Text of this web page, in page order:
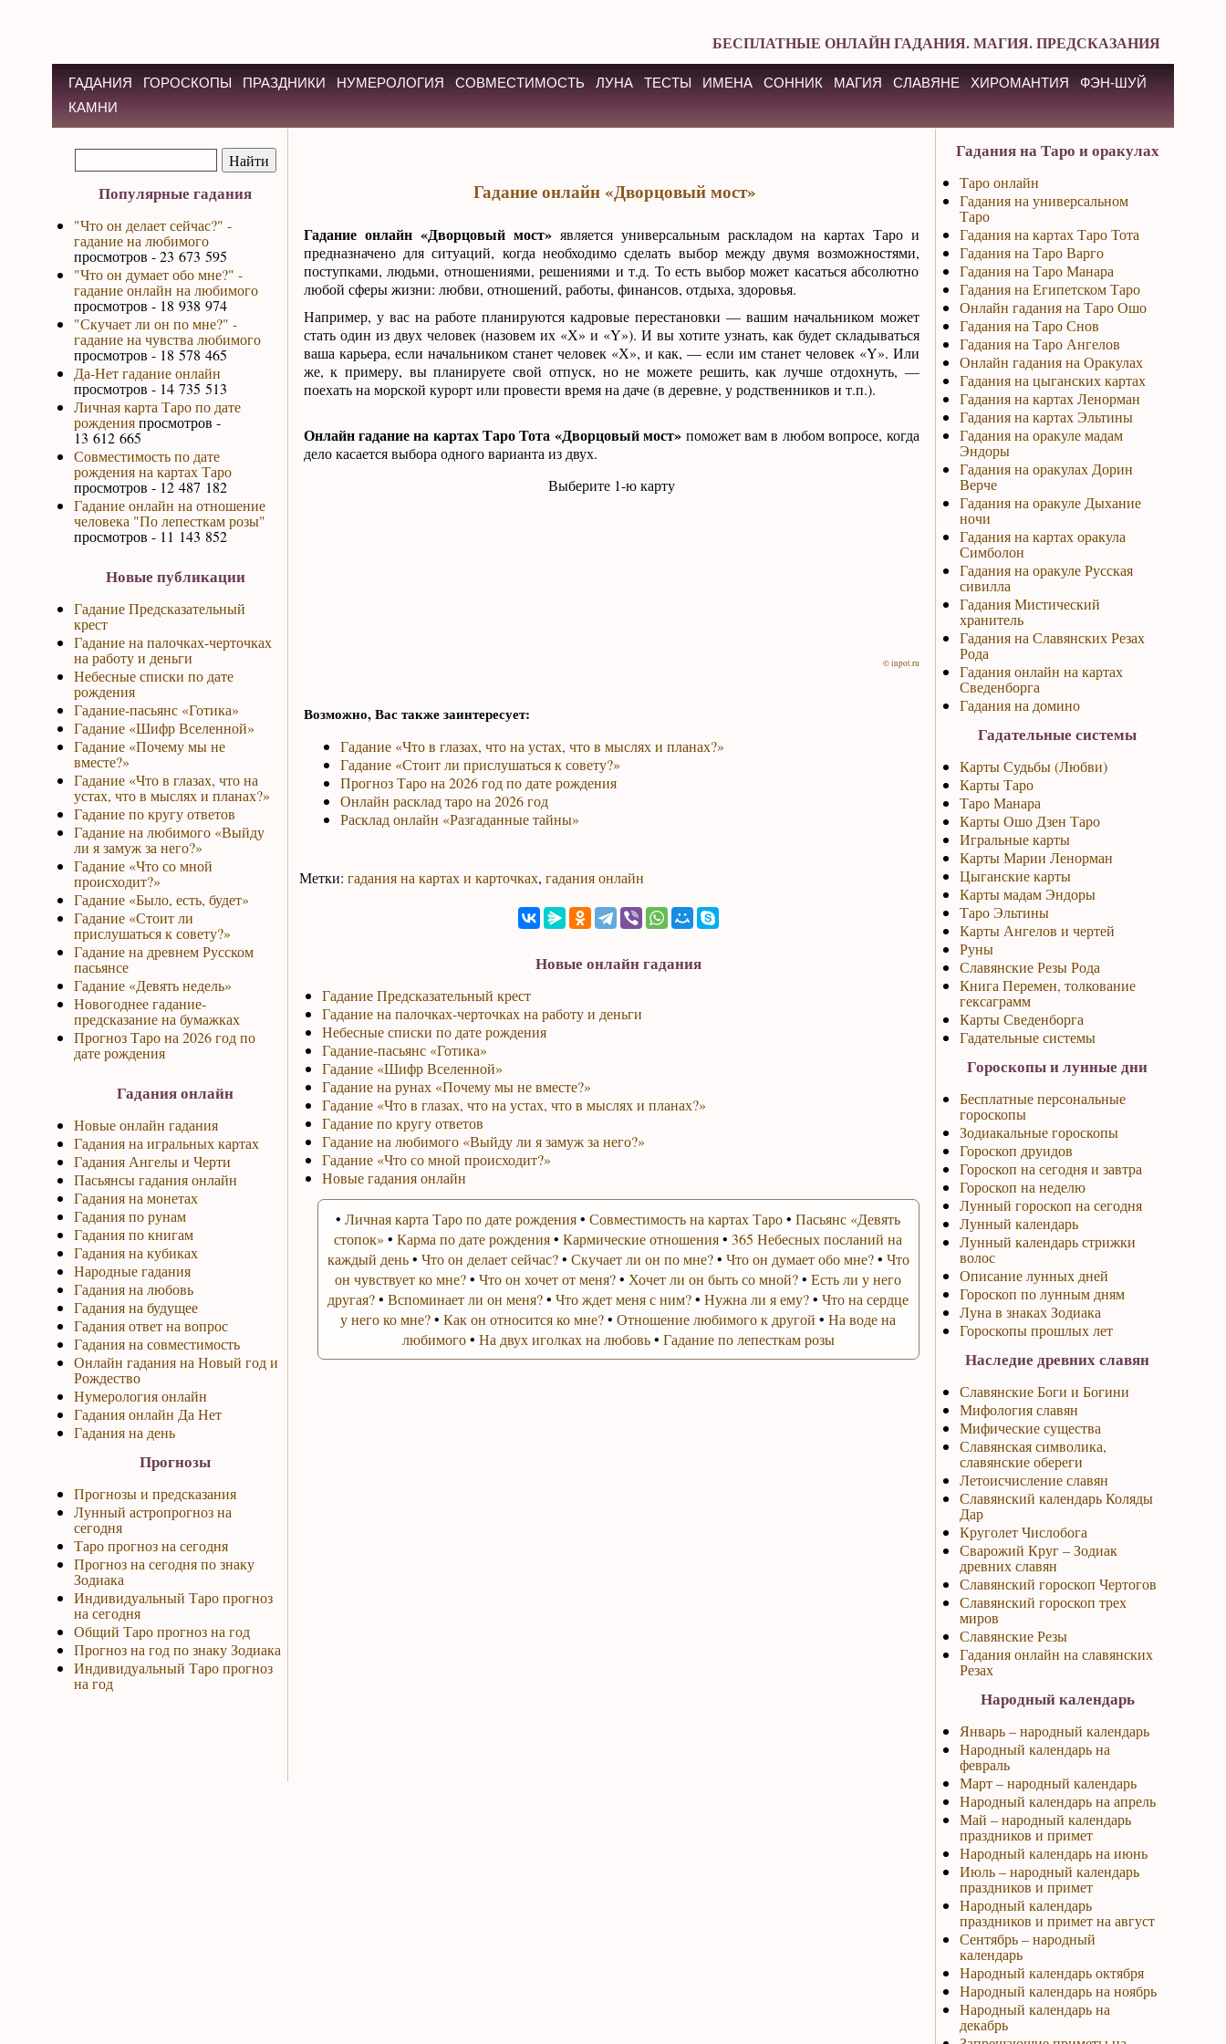
БЕСПЛАТНЫЕ ОНЛАЙН ГАДАНИЯ. МАГИЯ. ПРЕДСКАЗАНИЯ
ГАДАНИЯ ГОРОСКОПЫ ПРАЗДНИКИ НУМЕРОЛОГИЯ СОВМЕСТИМОСТЬ ЛУНА ТЕСТЫ ИМЕНА СОННИК МАГИЯ СЛАВЯНЕ ХИРОМАНТИЯ
ФЭН-ШУЙ
КАМНИ
Популярные гадания
"Что он делает сейчас?" -
гадание на любимого
просмотров - 23 673 595
"Что он думает обо мне?" -
гадание онлайн на любимого
просмотров - 18 938 974
"Скучает ли он по мне?" -
гадание на чувства любимого
просмотров - 18 578 465
Да-Нет гадание онлайн
просмотров - 14 735 513
Личная карта Таро по дате
рожденияпросмотров -
13 612 665
Совместимость по дате
рождения на картах Таро
просмотров - 12 487 182
Гадание онлайн на отношение
человека "По лепесткам розы"
просмотров - 11 143 852
Новые публикации
Гадание Предсказательный
крест
Гадание на палочках-черточках
на работу и деньги
Небесные списки по дате
рождения
Гадание-пасьянс «Готика»
Гадание «Шифр Вселенной»
Гадание «Почему мы не
вместе?»
Гадание «Что в глазах, что на
устах, что в мыслях и планах?»
Гадание по кругу ответов
Гадание на любимого «Выйду
ли я замуж за него?»
Гадание «Что со мной
происходит?»
Гадание «Было, есть, будет»
Гадание «Стоит ли
прислушаться к совету?»
Гадание на древнем Русском
пасьянсе
Гадание «Девять недель»
Новогоднее гадание-
предсказание на бумажках
Прогноз Таро на 2026 год по
дате рождения
Гадания онлайн
Новые онлайн гадания
Гадания на игральных картах
Гадания Ангелы и Черти
Пасьянсы гадания онлайн
Гадания на монетах
Гадания по рунам
Гадания по книгам
Гадания на кубиках
Народные гадания
Гадания на любовь
Гадания на будущее
Гадания ответ на вопрос
Гадания на совместимость
Онлайн гадания на Новый год и
Рождество
Нумерология онлайн
Гадания онлайн Да Нет
Гадания на день
Прогнозы
Прогнозы и предсказания
Лунный астропрогноз на
сегодня
Таро прогноз на сегодня
Прогноз на сегодня по знаку
Зодиака
Индивидуальный Таро прогноз
на сегодня
Общий Таро прогноз на год
Прогноз на год по знаку Зодиака
Индивидуальный Таро прогноз
на год
Гадание онлайн «Дворцовый мост»
Гадание онлайн «Дворцовый мост»является универсальным раскладом на картах Таро и
предназначено для ситуаций, когда необходимо сделать выбор между двумя возможностями,
поступками, людьми, отношениями, решениями и т.д. То есть выбор может касаться абсолютно
любой сферы жизни: любви, отношений, работы, финансов, отдыха, здоровья.
Например, у вас на работе планируются кадровые перестановки — вашим начальником может
стать один из двух человек (назовем их «Х» и «Y»). И вы хотите узнать, как будет складываться
ваша карьера, если начальником станет человек «Х», и как, — если им станет человек «Y». Или
же, к примеру, вы планируете свой отпуск, но не можете решить, как лучше отдохнуть, —
поехать на морской курорт или провести время на даче (в деревне, у родственников и т.п.).
Онлайн гадание на картах Таро Тота «Дворцовый мост» поможет вам в любом вопросе, когда
дело касается выбора одного варианта из двух.
Выберите 1-ю карту
© inpot.ru
Возможно, Вас также заинтересует:
Гадание «Что в глазах, что на устах, что в мыслях и планах?»
Гадание «Стоит ли прислушаться к совету?»
Прогноз Таро на 2026 год по дате рождения
Онлайн расклад таро на 2026 год
Расклад онлайн «Разгаданные тайны»
Метки: гадания на картах и карточках, гадания онлайн
Новые онлайн гадания
Гадание Предсказательный крест
Гадание на палочках-черточках на работу и деньги
Небесные списки по дате рождения
Гадание-пасьянс «Готика»
Гадание «Шифр Вселенной»
Гадание на рунах «Почему мы не вместе?»
Гадание «Что в глазах, что на устах, что в мыслях и планах?»
Гадание по кругу ответов
Гадание на любимого «Выйду ли я замуж за него?»
Гадание «Что со мной происходит?»
Новые гадания онлайн
• Личная карта Таро по дате рождения• Совместимость на картах Таро• Пасьянс «Девять
стопок» • Карма по дате рождения• Кармические отношения• 365 Небесных посланий на
каждый день• Что он делает сейчас?• Скучает ли он по мне?• Что он думает обо мне?• Что
он чувствует ко мне?• Что он хочет от меня?• Хочет ли он быть со мной?• Есть ли у него
другая?• Вспоминает ли он меня?• Что ждет меня с ним?• Нужна ли я ему?• Что на сердце
у него ко мне?• Как он относится ко мне?• Отношение любимого к другой • На воде на
любимого• На двух иголках на любовь• Гадание по лепесткам розы
Гадания на Таро и оракулах
Таро онлайн
Гадания на универсальном
Таро
Гадания на картах Таро Тота
Гадания на Таро Варго
Гадания на Таро Манара
Гадания на Египетском Таро
Онлайн гадания на Таро Ошо
Гадания на Таро Снов
Гадания на Таро Ангелов
Онлайн гадания на Оракулах
Гадания на цыганских картах
Гадания на картах Ленорман
Гадания на картах Эльтины
Гадания на оракуле мадам
Эндоры
Гадания на оракулах Дорин
Верче
Гадания на оракуле Дыхание
ночи
Гадания на картах оракула
Симболон
Гадания на оракуле Русская
сивилла
Гадания Мистический
хранитель
Гадания на Славянских Резах
Рода
Гадания онлайн на картах
Сведенборга
Гадания на домино
Гадательные системы
Карты Судьбы (Любви)
Карты Таро
Таро Манара
Карты Ошо Дзен Таро
Игральные карты
Карты Марии Ленорман
Цыганские карты
Карты мадам Эндоры
Таро Эльтины
Карты Ангелов и чертей
Руны
Славянские Резы Рода
Книга Перемен, толкование
гексаграмм
Карты Сведенборга
Гадательные системы
Гороскопы и лунные дни
Бесплатные персональные
гороскопы
Зодиакальные гороскопы
Гороскоп друидов
Гороскоп на сегодня и завтра
Гороскоп на неделю
Лунный гороскоп на сегодня
Лунный календарь
Лунный календарь стрижки
волос
Описание лунных дней
Гороскоп по лунным дням
Луна в знаках Зодиака
Гороскопы прошлых лет
Наследие древних славян
Славянские Боги и Богини
Мифология славян
Мифические существа
Славянская символика,
славянские обереги
Летоисчисление славян
Славянский календарь Коляды
Дар
Круголет Числобога
Сварожий Круг – Зодиак
древних славян
Славянский гороскоп Чертогов
Славянский гороскоп трех
миров
Славянские Резы
Гадания онлайн на славянских
Резах
Народный календарь
Январь – народный календарь
Народный календарь на
февраль
Март – народный календарь
Народный календарь на апрель
Май – народный календарь
праздников и примет
Народный календарь на июнь
Июль – народный календарь
праздников и примет
Народный календарь
праздников и примет на август
Сентябрь – народный
календарь
Народный календарь октября
Народный календарь на ноябрь
Народный календарь на
декабрь